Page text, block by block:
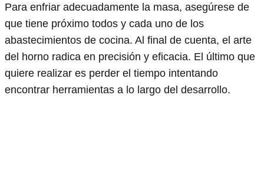
Para enfriar adecuadamente la masa, asegúrese de
que tiene próximo todos y cada uno de los
abastecimientos de cocina. Al final de cuenta, el arte
del horno radica en precisión y eficacia. El último que
quiere realizar es perder el tiempo intentando
encontrar herramientas a lo largo del desarrollo.